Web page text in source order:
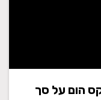
הום על סך